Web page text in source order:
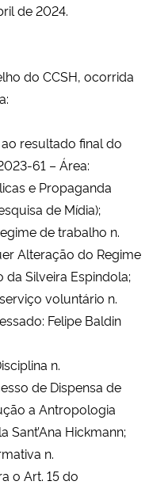
de 2024.
do CCSH, ocorrida
resultado final do
61 – Área:
e Propaganda
de Mídia);
de trabalho n.
Alteração do Regime
Silveira Espindola;
voluntário n.
Felipe Baldin
n.
de Dispensa de
a Antropologia
Sant’Ana Hickmann;
n.
o Art. 15 do